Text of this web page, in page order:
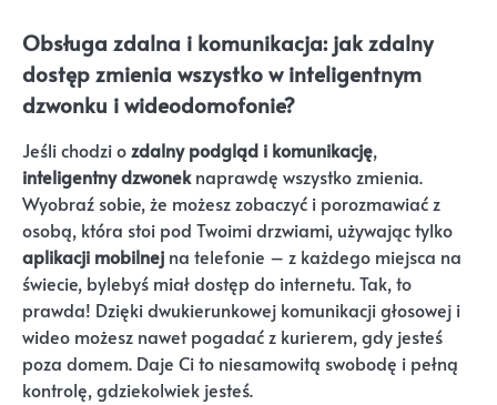
Obsługa zdalna i komunikacja: jak zdalny
dostęp zmienia wszystko w inteligentnym
dzwonku i wideodomofonie?
Jeśli chodzi ozdalny podgląd i komunikację,
inteligentny dzwoneknaprawdę wszystko zmienia.
Wyobraź sobie, że możesz zobaczyć i porozmawiać z
osobą, która stoi pod Twoimi drzwiami, używając tylko
aplikacji mobilnej na telefonie – z każdego miejsca na
świecie, bylebyś miał dostęp do internetu. Tak, to
prawda! Dzięki dwukierunkowej komunikacji głosowej i
wideo możesz nawet pogadać z kurierem, gdy jesteś
poza domem. Daje Ci to niesamowitą swobodę i pełną
kontrolę, gdziekolwiek jesteś.